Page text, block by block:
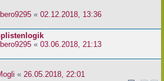
« 02.12.2018, 13:36
« 03.06.2018, 21:13
« 26.05.2018, 22:01